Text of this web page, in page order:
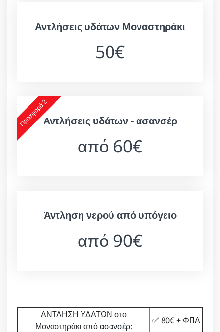
Αντλήσεις υδάτων Μοναστηράκι
50€
Προσφορά 2Αντλήσεις υδάτων - ασανσέρ
από 60€
Άντληση νερού από υπόγειο
από 90€
ΑΝΤΛΗΣΗ ΥΔΑΤΩΝ στο
Μοναστηράκι από ασανσέρ:
✅ 80€ + ΦΠΑ